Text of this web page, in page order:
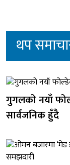
थप
गुगलको नयाँ
सार्वजनिक हुँदै